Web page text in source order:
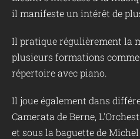
il manifeste un intérêt de
Il pratique régulièrement la
plusieurs formations
répertoire avec piano.
Il joue également dans
Camerata de Berne,
et sous la baguette de